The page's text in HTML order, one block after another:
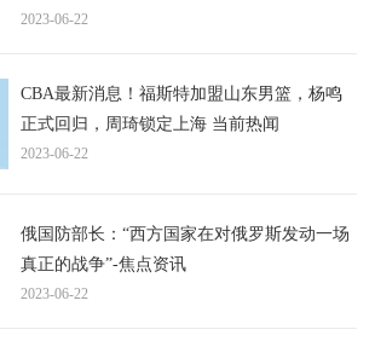
2023-06-22
CBA最新消息！福斯特加盟山东男篮，杨鸣
正式回归，周琦锁定上海 当前热闻
2023-06-22
俄国防部长：“西方国家在对俄罗斯发动一场
真正的战争”-焦点资讯
2023-06-22